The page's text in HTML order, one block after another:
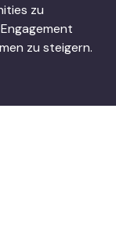
zu
zu steigern.